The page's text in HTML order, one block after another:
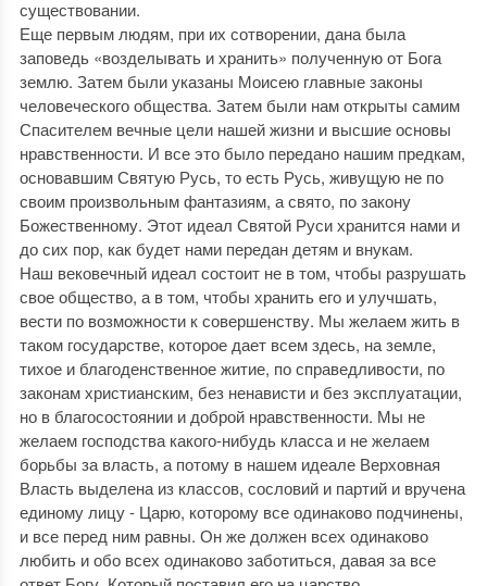
существовании.
Еще первым людям, при их сотворении, дана была
заповедь «возделывать и хранить» полученную от Бога
землю. Затем были указаны Моисею главные законы
человеческого общества. Затем были нам открыты самим
Спасителем вечные цели нашей жизни и высшие основы
нравственности. И все это было передано нашим предкам,
основавшим Святую Русь, то есть Русь, живущую не по
своим произвольным фантазиям, а свято, по закону
Божественному. Этот идеал Святой Руси хранится нами и
до сих пор, как будет нами передан детям и внукам.
Наш вековечный идеал состоит не в том, чтобы разрушать
свое общество, а в том, чтобы хранить его и улучшать,
вести по возможности к совершенству. Мы желаем жить в
таком государстве, которое дает всем здесь, на земле,
тихое и благоденственное житие, по справедливости, по
законам христианским, без ненависти и без эксплуатации,
но в благосостоянии и доброй нравственности. Мы не
желаем господства какого-нибудь класса и не желаем
борьбы за власть, а потому в нашем идеале Верховная
Власть выделена из классов, сословий и партий и вручена
единому лицу - Царю, которому все одинаково подчинены,
и все перед ним равны. Он же должен всех одинаково
любить и обо всех одинаково заботиться, давая за все